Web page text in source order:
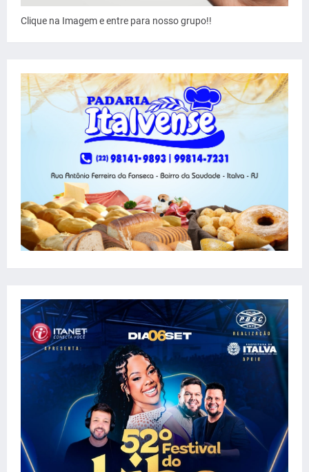
Clique na Imagem e entre para nosso grupo!!